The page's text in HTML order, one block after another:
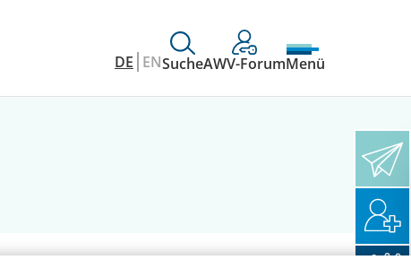
DE ENSucheAWV-ForumMenü